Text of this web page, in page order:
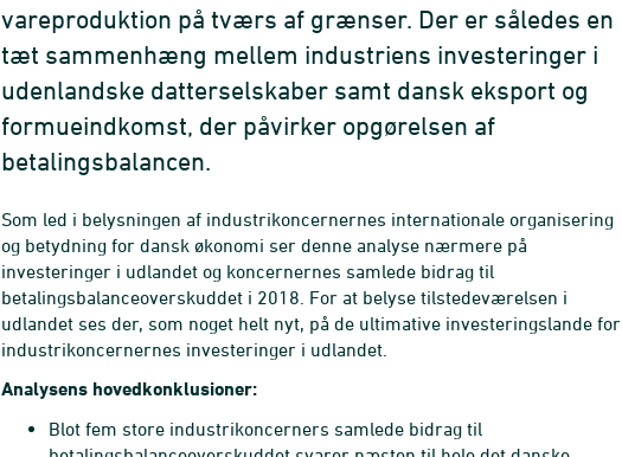
vareproduktion på tværs af grænser. Der er således en
tæt sammenhæng mellem industriens investeringer i
udenlandske datterselskaber samt dansk eksport og
formueindkomst, der påvirker opgørelsen af
betalingsbalancen.
Som led i belysningen af industrikoncernernes internationale organisering
og betydning for dansk økonomi ser denne analyse nærmere på
investeringer i udlandet og koncer­nernes samlede bidrag til
betalingsbalanceoverskuddet i 2018. For at belyse tilstedevæ­relsen i
udlandet ses der, som noget helt nyt, på de ultimative investeringslande for
industrikoncernernes investeringer i udlandet.
Analysens hovedkonklusioner:
Blot fem store industrikoncerners samlede bidrag til